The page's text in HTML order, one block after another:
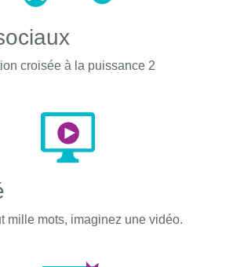
croisée à la puissance 2
mille mots, imaginez une vidéo.